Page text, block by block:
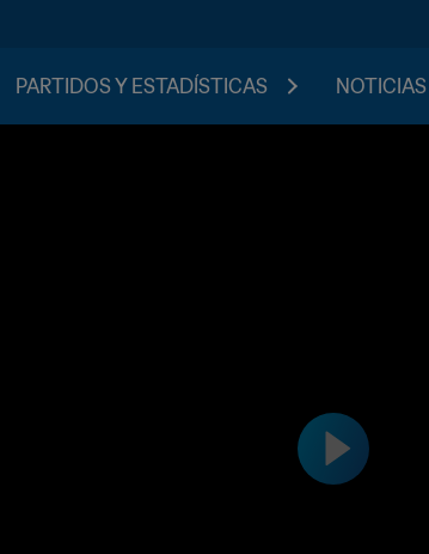
PARTIDOS Y ESTADÍSTICAS NOTICIAS